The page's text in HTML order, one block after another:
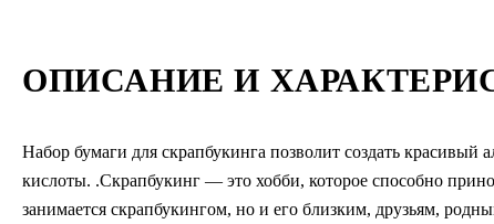
ОПИСАНИЕ И
Набор бумаги для скрапбукинга позволит создать
кислоты. .Скрапбукинг — это хобби, которое способно
занимается скрапбукингом, но и его близким, друзьям,